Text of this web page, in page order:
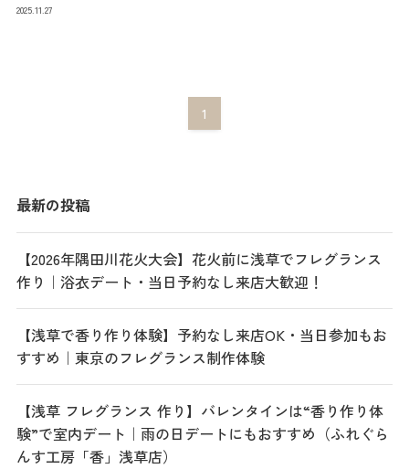
2025.11.27
1
最新の投稿
【2026年隅田川花火大会】花火前に浅草でフレグランス
作り｜浴衣デート・当日予約なし来店大歓迎！
【浅草で香り作り体験】予約なし来店OK・当日参加もお
すすめ｜東京のフレグランス制作体験
【浅草 フレグランス 作り】バレンタインは“香り作り体
験”で室内デート｜雨の日デートにもおすすめ（ふれぐら
んす工房「香」浅草店）